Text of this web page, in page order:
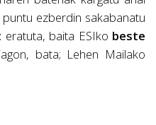
ezberdin sakabanatu
eratuta, baita ESIko beste
bata; Lehen Mailako